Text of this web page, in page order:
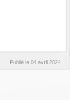
Publié le 04 avril 2024